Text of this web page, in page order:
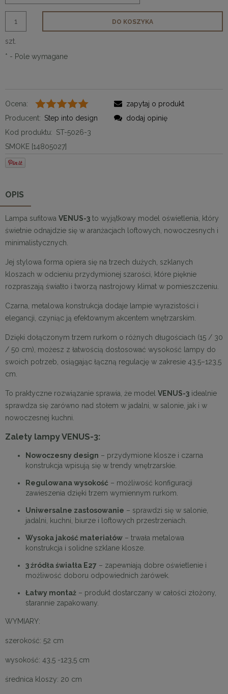
szt.
DO KOSZYKA
* - Pole wymagane
Ocena:
Producent: Step into design
Kod produktu: ST-5026-3
SMOKE [14805027]
zapytaj o produkt
dodaj opinię
OPIS
Lampa sufitowa VENUS-3 to wyjątkowy model oświetlenia, który
świetnie odnajdzie się w aranżacjach loftowych, nowoczesnych i
minimalistycznych.
Jej stylowa forma opiera się na trzech dużych, szklanych
kloszach w odcieniu przydymionej szarości, które pięknie
rozpraszają światło i tworzą nastrojowy klimat w pomieszczeniu.
Czarna, metalowa konstrukcja dodaje lampie wyrazistości i
elegancji, czyniąc ją efektownym akcentem wnętrzarskim.
Dzięki dołączonym trzem rurkom o różnych długościach (15 / 30
/ 50 cm), możesz z łatwością dostosować wysokość lampy do
swoich potrzeb, osiągając łączną regulację w zakresie 43,5–123,5
cm.
To praktyczne rozwiązanie sprawia, że model VENUS-3 idealnie
sprawdza się zarówno nad stołem w jadalni, w salonie, jak i w
nowoczesnej kuchni.
Zalety lampy VENUS-3:
Nowoczesny design – przydymione klosze i czarna
konstrukcja wpisują się w trendy wnętrzarskie.
Regulowana wysokość – możliwość konfiguracji
zawieszenia dzięki trzem wymiennym rurkom.
Uniwersalne zastosowanie – sprawdzi się w salonie,
jadalni, kuchni, biurze i loftowych przestrzeniach.
Wysoka jakość materiałów – trwała metalowa
konstrukcja i solidne szklane klosze.
3 źródła światła E27 – zapewniają dobre oświetlenie i
możliwość doboru odpowiednich żarówek.
Łatwy montaż – produkt dostarczany w całości złożony,
starannie zapakowany.
WYMIARY:
szerokość: 52 cm
wysokość: 43,5 -123,5 cm
średnica kloszy: 20 cm